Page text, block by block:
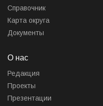
Справочник
Карта округа
Документы
О нас
Редакция
Проекты
Презентации